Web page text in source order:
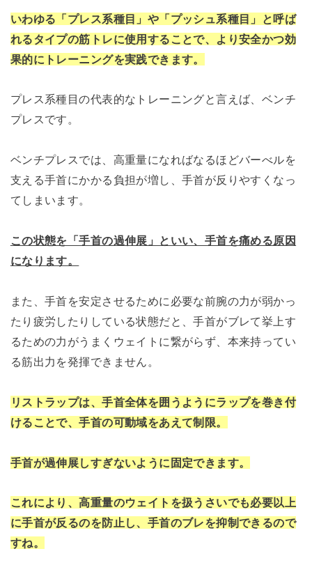
いわゆる「プレス系種目」や「プッシュ系種目」と呼ば
れるタイプの筋トレに使用することで、より安全かつ効
果的にトレーニングを実践できます。
プレス系種目の代表的なトレーニングと言えば、ベンチ
プレスです。
ベンチプレスでは、高重量になればなるほどバーべルを
支える手首にかかる負担が増し、手首が反りやすくなっ
てしまいます。
この状態を「手首の過伸展」といい、手首を痛める原因
になります。
また、手首を安定させるために必要な前腕の力が弱かっ
たり疲労したりしている状態だと、手首がブレて挙上す
るための力がうまくウェイトに繋がらず、本来持ってい
る筋出力を発揮できません。
リストラップは、手首全体を囲うようにラップを巻き付
けることで、手首の可動域をあえて制限。
手首が過伸展しすぎないように固定できます。
これにより、高重量のウェイトを扱うさいでも必要以上
に手首が反るのを防止し、手首のブレを抑制できるので
すね。